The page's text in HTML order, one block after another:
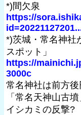
*)間欠泉
https://
*)茨城・常名神
スポット」
https://
3000c
常名神社は前方
「常名天神山古墳
イシカミの反撃?